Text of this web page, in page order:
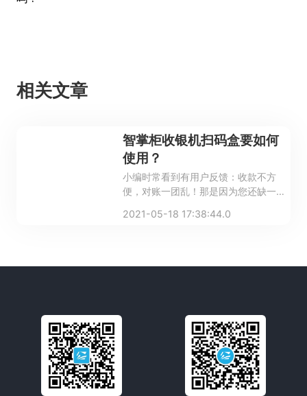
相关文章
智掌柜收银机扫码盒要如何
使用？
小编时常看到有用户反馈：收款不方
便，对账一团乱！那是因为您还缺一个
有什么作用？
2021-05-18 17:38:44.0